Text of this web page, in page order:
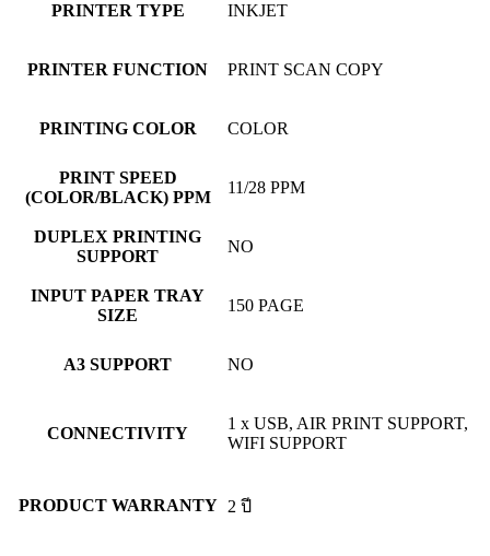
PRINTER TYPE INKJET
PRINTER FUNCTION PRINT SCAN COPY
PRINTING COLOR COLOR
PRINT SPEED
(COLOR/BLACK) PPM
11/28 PPM
DUPLEX PRINTING
SUPPORT
NO
INPUT PAPER TRAY
SIZE
150 PAGE
A3 SUPPORT NO
CONNECTIVITY
1 x USB, AIR PRINT SUPPORT,
WIFI SUPPORT
PRODUCT WARRANTY 2 ปี